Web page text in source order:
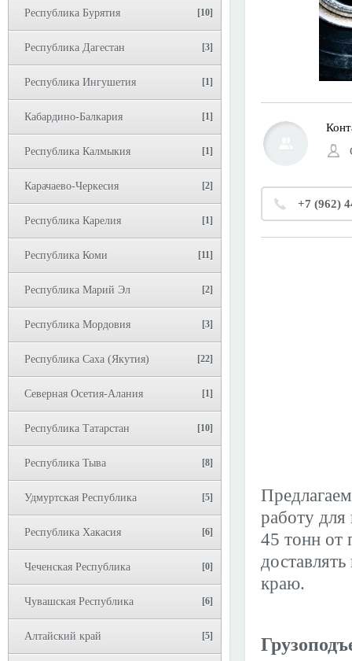
Республика Бурятия [10]
Республика Дагестан [3]
Республика Ингушетия [1]
Кабардино-Балкария [1]
Республика Калмыкия [1]
Карачаево-Черкесия [2]
Республика Карелия [1]
Республика Коми [11]
Республика Марий Эл [2]
Республика Мордовия [3]
Республика Саха (Якутия) [22]
Северная Осетия-Алания [1]
Республика Татарстан [10]
Республика Тыва [8]
Удмуртская Республика [5]
Республика Хакасия [6]
Чеченская Республика [0]
Чувашская Республика [6]
Алтайский край [5]
+7 (962)
работу для
45 тонн от
краю.